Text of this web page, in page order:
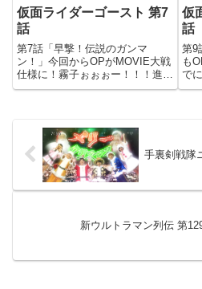
仮面ライダーゴースト 第7
話
第7話「早撃！伝説のガンマ
ン！」今回からOPがMOVIE大戦
仕様に！霧子ぉぉぉー！！！進ノ
介がマッハドライバーでデッドヒ
な。タケルとマコト、普通に幼馴
染だった。特にひねった設定で
は...
仮
話
第9
も
で
か
手裏剣戦隊
新ウルトラマン列伝 第